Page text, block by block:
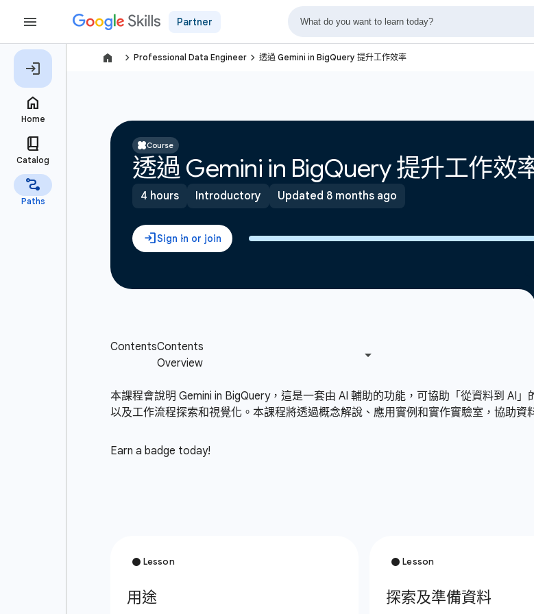
Partner
navigate_next Professional Data Engineer navigate_next 透過 Gemini in BigQuery 提升工作效率
Course
透過 Gemini in BigQuery 提升工作效
4 hours Introductory Updated 8 months ago
本課程會說明 Gemini in BigQuery，這是一套由 AI 輔助的功能，可協助「從資料到 AI
以及工作流程探索和視覺化。本課程將透過概念解說、應用實例和實作實驗室，協助資
Earn a badge today!